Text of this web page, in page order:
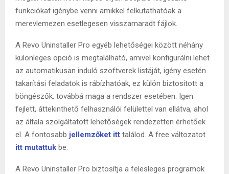
funkciókat igénybe venni amikkel felkutathatóak a
merevlemezen esetlegesen visszamaradt fájlok.
A Revo Uninstaller Pro egyéb lehetőségei között néhány
különleges opció is megtalálható, amivel konfigurálni lehet
az automatikusan induló szoftverek listáját, igény esetén
takarítási feladatok is rábízhatóak, ez külön biztosított a
böngészők, továbbá maga a rendszer esetében. Igen
fejlett, áttekinthető felhasználói felülettel van ellátva, ahol
az általa szolgáltatott lehetőségek rendezetten érhetőek
el. A fontosabb jellemzőket itt találod. A free változatot
itt mutattuk be.
A Revo Uninstaller Pro biztosítja a felesleges programok